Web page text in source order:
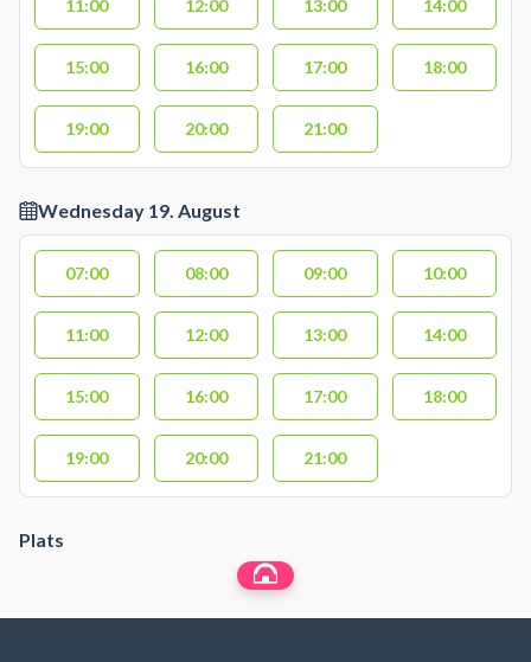
11:00 12:00 13:00 14:00
15:00 16:00 17:00 18:00
19:00 20:00 21:00
Wednesday 19. August
07:00 08:00 09:00 10:00
11:00 12:00 13:00 14:00
15:00 16:00 17:00 18:00
19:00 20:00 21:00
Plats